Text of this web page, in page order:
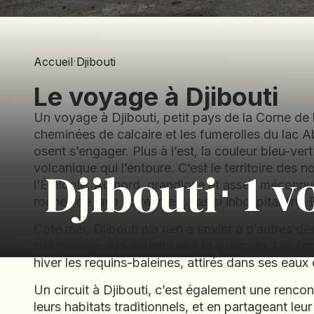
Djibouti⋅ 1
Accueil·Djibouti
Le voyage à Djibouti
Un voyage à Djibouti, petit pays de la Corne
cheminées de calcaire et les fumerolles du lac
osent s’engager. Plus à l’est, la couleur bleu-
volcanique qui l’entoure. C’est le territoire des
l’Éthiopie. Au nord, grandiose et assez
roches de lave noire, n’est pas si
hiver les requins-baleines, attirés dans ses
Un circuit à Djibouti, c’est également une
leurs habitats traditionnels, et en partageant